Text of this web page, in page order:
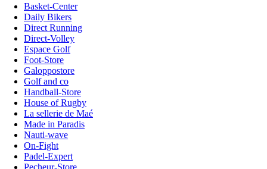
Basket-Center
Daily Bikers
Direct Running
Direct-Volley
Espace Golf
Foot-Store
Galoppostore
Golf and co
Handball-Store
House of Rugby
La sellerie de Maé
Made in Paradis
Nauti-wave
On-Fight
Padel-Expert
Pecheur-Store